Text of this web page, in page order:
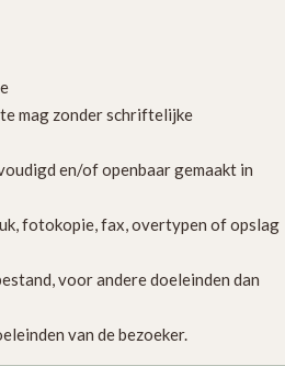
mag zonder schriftelijke
en/of openbaar gemaakt in
fotokopie, fax, overtypen of opslag
voor andere doeleinden dan
van de bezoeker.